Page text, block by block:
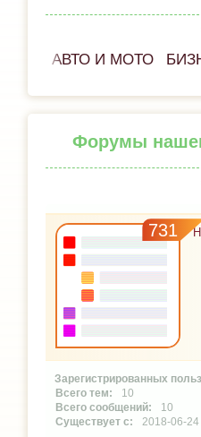
АВТО И МОТО
Форумы
731
10
10
2018-06-24